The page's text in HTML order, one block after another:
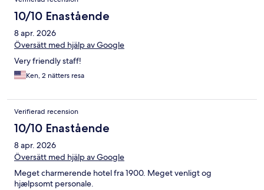
10/10 Enastående
8 apr. 2026
Översätt med hjälp av Google
Very friendly staff!
Ken, 2 nätters resa
Verifierad recension
10/10 Enastående
8 apr. 2026
Översätt med hjälp av Google
Meget charmerende hotel fra 1900. Meget venligt og
hjælpsomt personale.